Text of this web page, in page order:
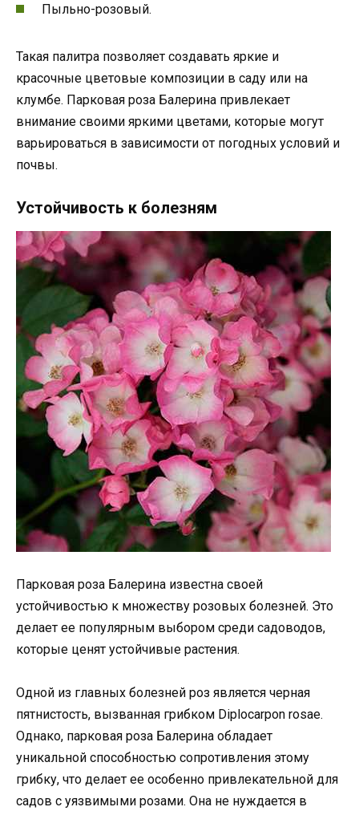
Пыльно-розовый.
Такая палитра позволяет создавать яркие и
красочные цветовые композиции в саду или на
клумбе. Парковая роза Балерина привлекает
внимание своими яркими цветами, которые могут
варьироваться в зависимости от погодных условий и
почвы.
Устойчивость к болезням
Парковая роза Балерина известна своей
устойчивостью к множеству розовых болезней. Это
делает ее популярным выбором среди садоводов,
которые ценят устойчивые растения.
Одной из главных болезней роз является черная
пятнистость, вызванная грибком Diplocarpon rosae.
Однако, парковая роза Балерина обладает
уникальной способностью сопротивления этому
грибку, что делает ее особенно привлекательной для
садов с уязвимыми розами. Она не нуждается в